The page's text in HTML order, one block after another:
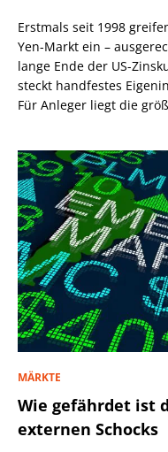
Erstmals seit 1998
Yen-Markt ein –
lange Ende der US-
steckt handfestes
Für Anleger liegt die
MÄRKTE
Wie gefährdet ist
externen Schocks